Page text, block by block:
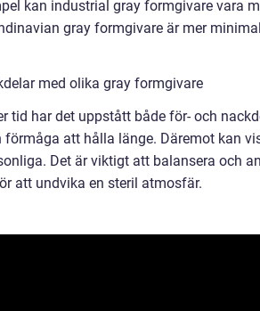
kan industrial gray formgivare vara
gray formgivare är mer
med olika gray formgivare
tid har det uppstått både för- och
att hålla länge. Däremot kan
Det är viktigt att balansera och
att undvika en steril atmosfär.